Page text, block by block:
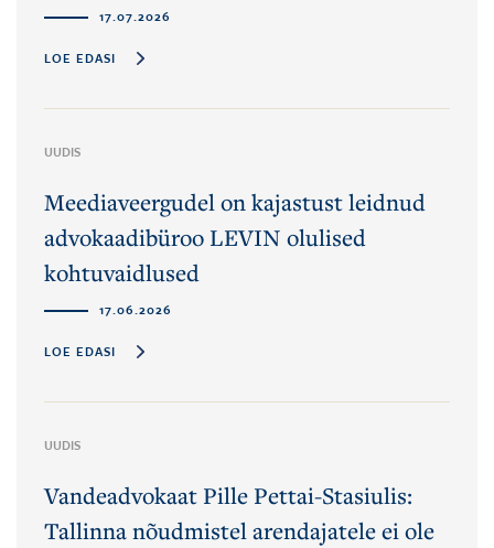
17.07.2026
LOE EDASI
UUDIS
Meediaveergudel on kajastust leidnud
advokaadibüroo LEVIN olulised
kohtuvaidlused
17.06.2026
LOE EDASI
UUDIS
Vandeadvokaat Pille Pettai-Stasiulis:
Tallinna nõudmistel arendajatele ei ole